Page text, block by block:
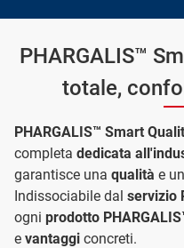
PHARGALIS™
totale,
PHARGALIS™ Smart
completa dedicata
garantisce una qualità e
Indissociabile dal servizio
ogni prodotto
e vantaggi concreti.